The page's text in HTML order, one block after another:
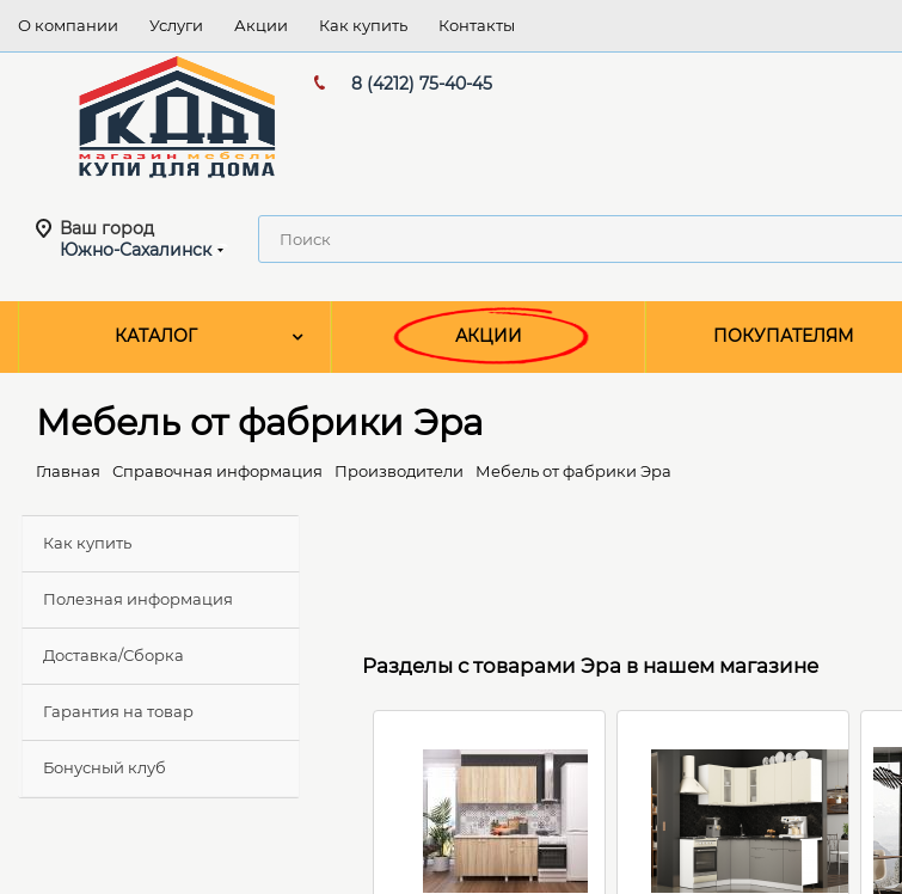
О компании Услуги Акции Как купить Контакты
8 (4212) 75-40-45
Ваш город
Южно-Сахалинск
КАТАЛОГ АКЦИИ ПОКУПАТЕЛЯМ
Мебель от фабрики Эра
Главная Справочная информация Производители Мебель от фабрики Эра
Разделы с товарами Эра в нашем магазине
Как купить
Полезная информация
Доставка/Сборка
Гарантия на товар
Бонусный клуб